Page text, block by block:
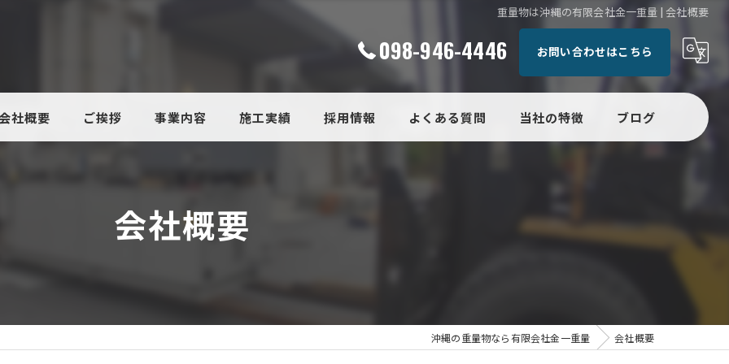
重量物は沖縄の有限会社金一重量 | 会社概要
098-946-4446 お問い合わせはこちら
社概要 ご挨拶 事業内容 施工実績 採用情報 よくある質問 当社の特徴
設置
天井クレーンドクター沖縄
ブログ
会社概要
沖縄の重量物なら有限会社金一重量 会社概要